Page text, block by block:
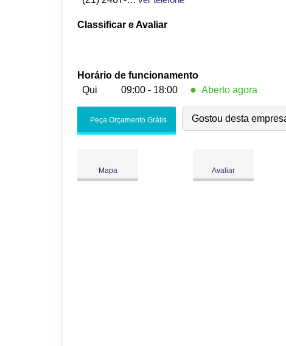
Classificar e Avaliar
Horário de funcionamento
Qui
09:00 - 18:00 ● Aberto agora
Sex:
Peça Orçamento Grátis Gostou desta
Mapa Avaliar